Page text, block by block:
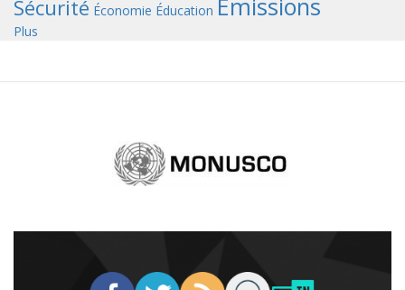
Sécurité Économie Éducation
Plus